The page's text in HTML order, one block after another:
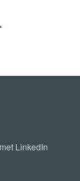
LinkedIn